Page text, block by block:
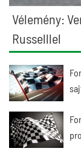
Vélemény:
Russelllel